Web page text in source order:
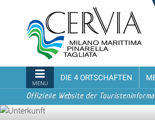
zur
Navigation
turistico
ufficiale
Cervia,
Milano
Marittima,
Pinarella,
Tagliata
MENU
DIE 4 ORTSCHAFTEN
Offizielle Website der